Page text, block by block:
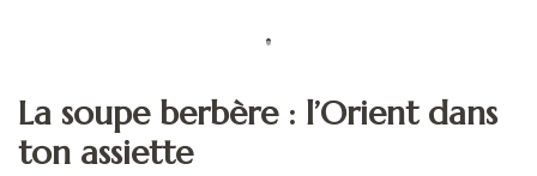
La soupe berbère : l’Orient dans
ton assiette